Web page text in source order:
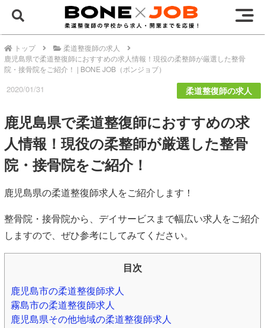
トップ
柔道整復師の求人
鹿児島県で柔道整復師におすすめの求人情報！現役の柔整師が厳選した整骨
院・接骨院をご紹介！ | BONE JOB（ボンジョブ）
2020/01/31 柔道整復師の求人
鹿児島県で柔道整復師におすすめの求
人情報！現役の柔整師が厳選した整骨
院・接骨院をご紹介！
鹿児島県の柔道整復師求人をご紹介します！
整骨院・接骨院から、デイサービスまで幅広い求人をご紹介
しますので、ぜひ参考にしてみてください。
目次
鹿児島市の柔道整復師求人
霧島市の柔道整復師求人
鹿児島県その他地域の柔道整復師求人